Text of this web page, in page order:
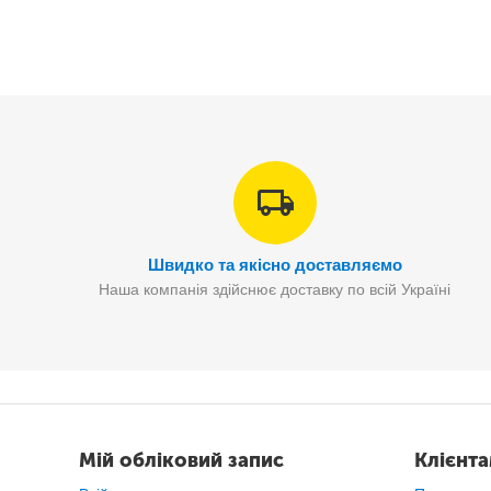
НАДУВНИЙ ДИВАН - унікальна, суперновинка,
ділянці . В розкладеному вигляді лежак ламзак
всього 24х44см, що порівнянно з дуже маленьким
Швидко та якісно доставляємо
Наша компанія здійснює доставку по всій Україні
Мій обліковий запис